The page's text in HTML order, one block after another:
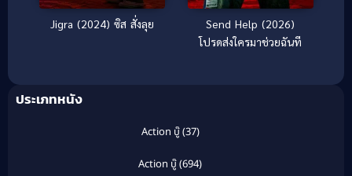
Jigra (2024) ซิส สั่งลุย
Send Help (2026)
โปรดส่งใครมาช่วยฉันที
ประเภทหนัง
Action บู๊(37)
Action บู๊(694)